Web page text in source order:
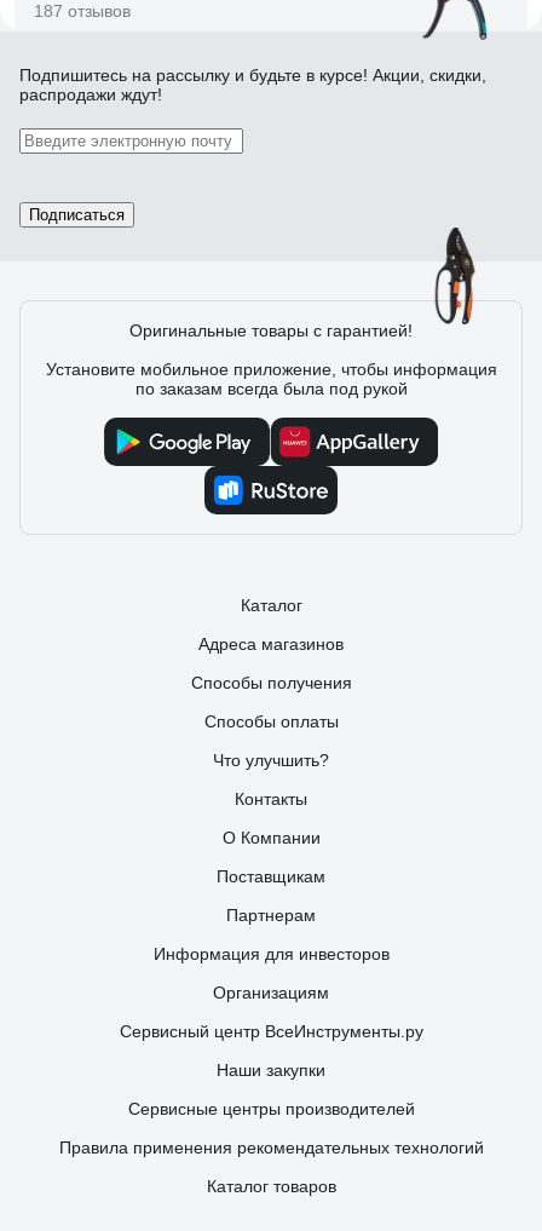
187 отзывов
Отзыв о Gardena B/M 08904-20.000.00
Юрий К
Отзыв о Центроинструмент FINLAND 1611
Юрий Григорьевский 11.07.2018
Хороший рез. Сухие ветки или живая древесина значения
Подпишитесь на рассылку и будьте в курсе! Акции, скидки,
распродажи ждут!
Подписаться
Оригинальные товары с гарантией!
Установите мобильное приложение, чтобы информация
по заказам всегда была под рукой
Каталог
Адреса магазинов
Способы получения
Способы оплаты
Что улучшить?
Контакты
О Компании
Поставщикам
Партнерам
Информация для инвесторов
Организациям
Сервисный центр ВсеИнструменты.ру
Наши закупки
Сервисные центры производителей
Правила применения рекомендательных технологий
Каталог товаров